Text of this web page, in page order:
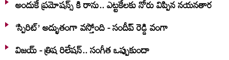
అందుకే ప్రమోషన్స్ కి రాను.. ఎట్టకేలకు నోరు విప్పిన నయనతార
‘స్పిరిట్’ అద్భుతంగా వస్తోంది - సందీప్ రెడ్డి వంగా
విజయ్ - త్రిష రిలేషన్.. సంగీత ఒప్పుకుందా